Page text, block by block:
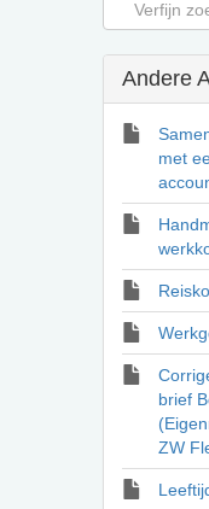
Andere
met
brief
ZW